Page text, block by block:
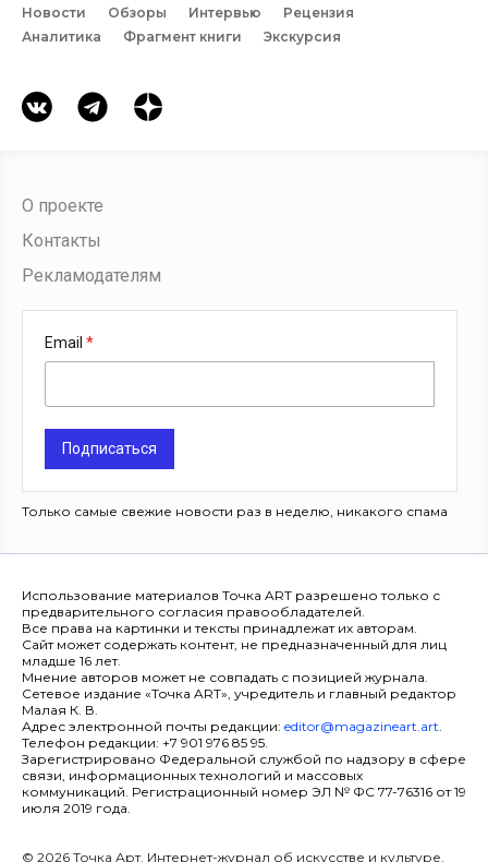
Новости Обзоры Интервью
Рецензия
Аналитика
Фрагмент книги Экскурсия
О проекте
Контакты
Рекламодателям
Email
Подписаться
Только самые свежие новости раз в неделю, никакого спама
Использование материалов Точка ART разрешено только с
предварительного согласия правообладателей.
Все права на картинки и тексты принадлежат их авторам.
Сайт может содержать контент, не предназначенный для лиц
младше 16 лет.
Мнение авторов может не совпадать с позицией журнала.
Сетевое издание «Точка ART», учредитель и главный редактор
Малая К. В.
Адрес электронной почты редакции: editor@magazineart.art.
Телефон редакции: +7 901 976 85 95.
Зарегистрировано Федеральной службой по надзору в сфере
связи, информационных технологий и массовых
коммуникаций. Регистрационный номер ЭЛ № ФС 77-76316 от 19
июля 2019 года.
© 2026 Точка Арт. Интернет-журнал об искусстве и культуре.